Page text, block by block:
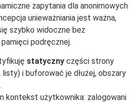
zapytania dla anonimowych
unieważniania jest ważna,
szybko widoczne bez
podręcznej.
statyczny części strony
i buforować je dłużej, obszary
kontekst użytkownika: zalogowani